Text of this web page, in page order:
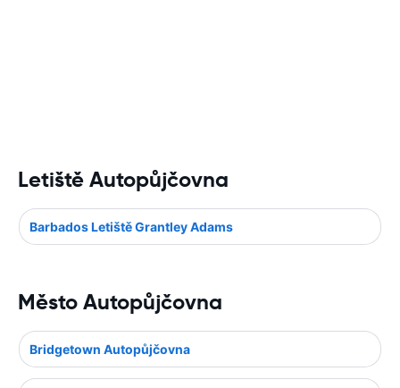
Letiště Autopůjčovna
Barbados Letiště Grantley Adams
Město Autopůjčovna
Bridgetown Autopůjčovna